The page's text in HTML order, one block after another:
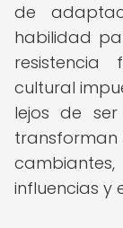
de
habilidad
resistencia
cultural
lejos de
influencias y